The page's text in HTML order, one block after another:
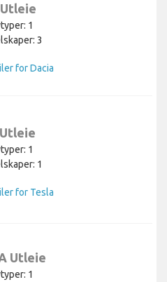
1
3
for Dacia
1
1
for Tesla
Utleie
1